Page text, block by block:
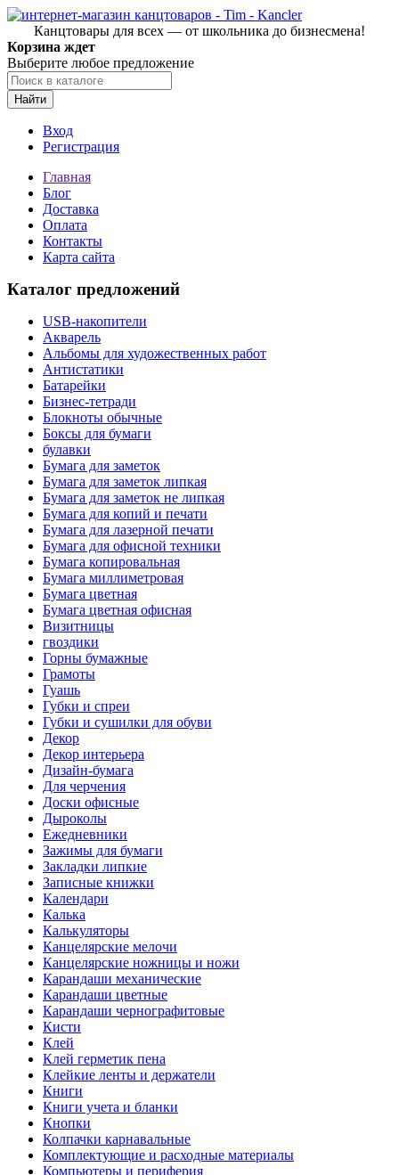
Канцтовары для всех — от школьника до бизнесмена!
Корзина ждет
Выберите любое предложение
Найти
Вход
Регистрация
Главная
Блог
Доставка
Оплата
Контакты
Карта сайта
Каталог предложений
USB-накопители
Акварель
Альбомы для художественных работ
Антистатики
Батарейки
Бизнес-тетради
Блокноты обычные
Боксы для бумаги
булавки
Бумага для заметок
Бумага для заметок липкая
Бумага для заметок не липкая
Бумага для копий и печати
Бумага для лазерной печати
Бумага для офисной техники
Бумага копировальная
Бумага миллиметровая
Бумага цветная
Бумага цветная офисная
Визитницы
гвоздики
Горны бумажные
Грамоты
Гуашь
Губки и спреи
Губки и сушилки для обуви
Декор
Декор интерьера
Дизайн-бумага
Для черчения
Доски офисные
Дыроколы
Ежедневники
Зажимы для бумаги
Закладки липкие
Записные книжки
Календари
Калька
Калькуляторы
Канцелярские мелочи
Канцелярские ножницы и ножи
Карандаши механические
Карандаши цветные
Карандаши чернографитовые
Кисти
Клей
Клей герметик пена
Клейкие ленты и держатели
Книги
Книги учета и бланки
Кнопки
Колпачки карнавальные
Комплектующие и расходные материалы
Компьютеры и периферия